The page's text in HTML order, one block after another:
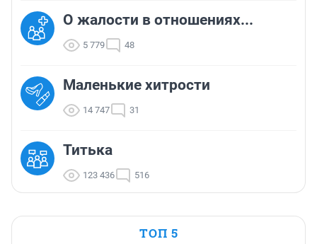
О жалости в отношениях...
5 779 48
Маленькие хитрости
14 747 31
Титька
123 436 516
ТОП 5